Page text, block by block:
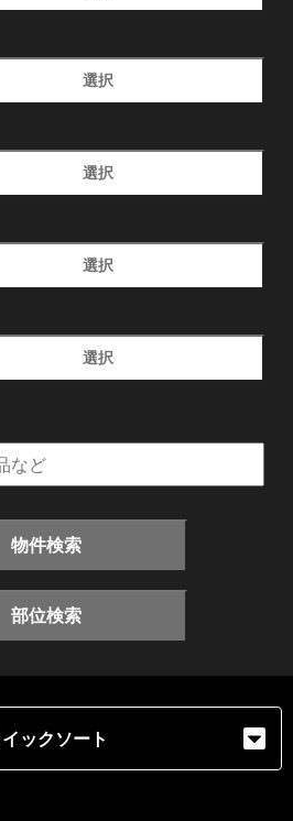
選択
選択
選択
選択
物件検索
部位検索
ックソート